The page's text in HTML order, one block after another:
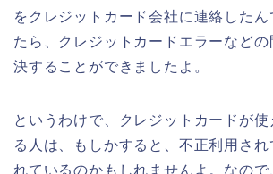
をクレジットカード会社に連絡したん
たら、クレジットカードエラーなど
決することができましたよ。
というわけで、クレジットカードが使
る人は、もしかすると、不正利用され
れているのかもしれませんよ。なの